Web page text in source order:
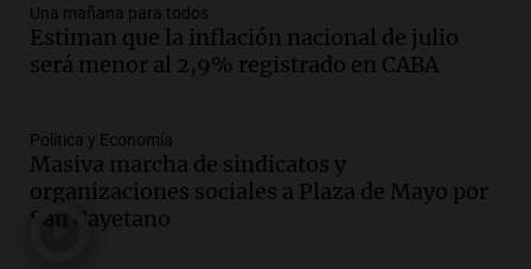
Audio.El orgullo y el sueño argentino de
Jorge Messi en una entrevista con Rony
Vargas en 2007
Audio.El abuelo de Agostina Vega, tras
las nuevas detenciones: "En esa casa
todos tenían algo que ver"
Una mañana para todos
Estiman que la inflación nacional de julio
será menor al 2,9% registrado en CABA
Política y Economía
Masiva marcha de sindicatos y
organizaciones sociales a Plaza de Mayo por
San Cayetano